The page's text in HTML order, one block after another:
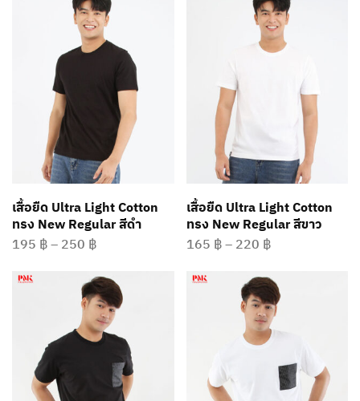
เสื้อยืด Ultra Light Cotton
ทรง New Regular สีดำ
195 ฿–250 ฿
เสื้อยืด Ultra Light Cotton
ทรง New Regular สีขาว
165 ฿– 220 ฿